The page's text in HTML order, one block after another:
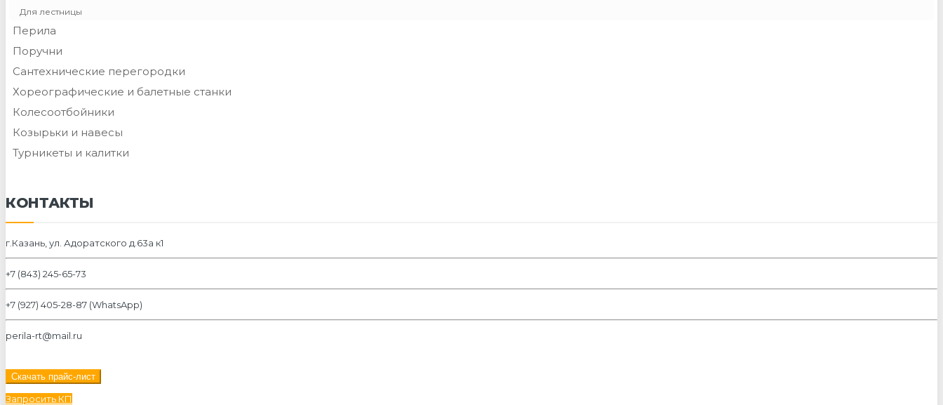
Для лестницы
Перила
Поручни
Сантехнические перегородки
Хореографические и балетные станки
Колесоотбойники
Козырьки и навесы
Турникеты и калитки
КОНТАКТЫ
г.Казань, ул. Адоратского д.63а к1
+7 (843) 245-65-73
+7 (927) 405-28-87 (WhatsApp)
perila-rt@mail.ru
Скачать прайс-лист
Запросить КП